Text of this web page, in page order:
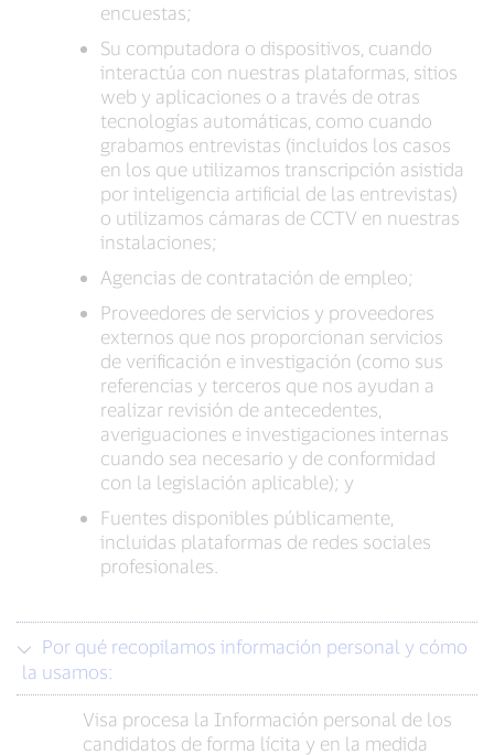
encuestas;
Su computadora o dispositivos, cuando
interactúa con nuestras plataformas, sitios
web y aplicaciones o a través de otras
tecnologías automáticas, como cuando
grabamos entrevistas (incluidos los casos
en los que utilizamos transcripción asistida
por inteligencia artificial de las entrevistas)
o utilizamos cámaras de CCTV en nuestras
instalaciones;
Agencias de contratación de empleo;
Proveedores de servicios y proveedores
externos que nos proporcionan servicios
de verificación e investigación (como sus
referencias y terceros que nos ayudan a
realizar revisión de antecedentes,
averiguaciones e investigaciones internas
cuando sea necesario y de conformidad
con la legislación aplicable); y
Fuentes disponibles públicamente,
incluidas plataformas de redes sociales
profesionales.
la usamos:
Visa procesa la Información personal de los
candidatos de forma lícita y en la medida